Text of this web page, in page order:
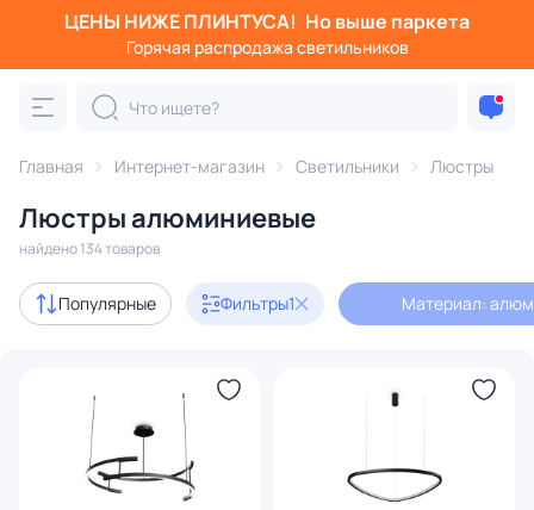
ЦЕНЫ НИЖЕ ПЛИНТУСА! Но выше паркета
Горячая распродажа светильников
Главная Интернет-магазин Светильники Люстры
Люстры алюминиевые
найдено 134 товаров
Популярные Фильтры1 Материал:
Фильтры
Категория:
подвесные потолочные светодиодные
Акции 5
Дизайнерский свет 10
В наличии 101